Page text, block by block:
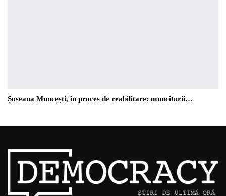
Șoseaua Muncești, în proces de reabilitare: muncitorii…